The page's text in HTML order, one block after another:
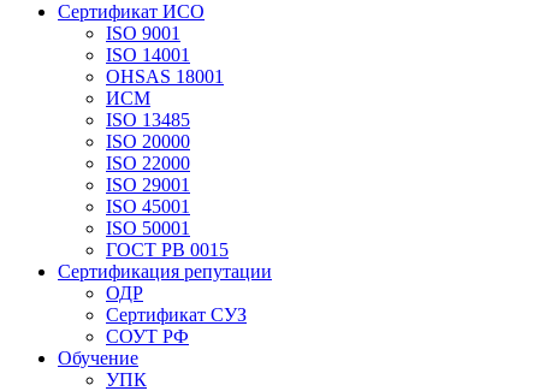
Сертификат ИСО
ISO 9001
ISO 14001
OHSAS 18001
ИСМ
ISO 13485
ISO 20000
ISO 22000
ISO 29001
ISO 45001
ISO 50001
ГОСТ РВ 0015
Сертификация репутации
ОДР
Сертификат СУЗ
СОУТ РФ
Обучение
УПК